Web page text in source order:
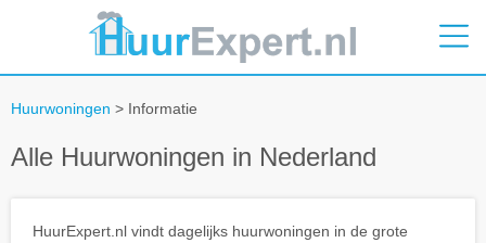
Huurwoningen > Informatie
Alle Huurwoningen in Nederland
HuurExpert.nl vindt dagelijks huurwoningen in de grote